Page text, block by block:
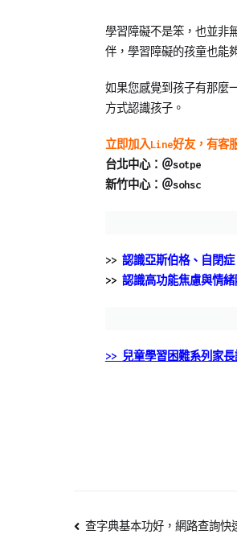
學習障礙不是笨，也並非
伴，學習障礙的孩童也能
如果您感覺到孩子有那麼
方式認識孩子。
立即加入Line好友，有客
台北中心：＠sotpe
新竹中心：＠sohsc
>> 認識亞斯伯格、自閉
>>認識高功能焦慮與情緒
>> 兒童學習困難系列家長
查字典基本功好，網路查詢快